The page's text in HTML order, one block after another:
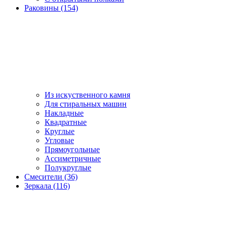
Раковины (154)
Из искуственного камня
Для стиральных машин
Накладные
Квадратные
Круглые
Угловые
Прямоугольные
Ассиметричные
Полукруглые
Смесители (36)
Зеркала (116)